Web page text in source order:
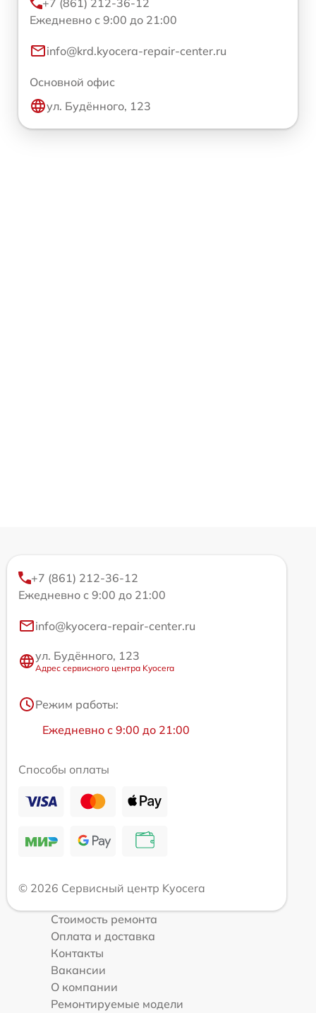
+7 (861) 212-36-12
Ежедневно с 9:00 до 21:00
info@krd.kyocera-repair-center.ru
Основной офис
ул. Будённого, 123
+7 (861) 212-36-12
Ежедневно с 9:00 до 21:00
info@kyocera-repair-center.ru
ул. Будённого, 123
Адрес сервисного центра Kyocera
Режим работы:
Ежедневно с 9:00 до 21:00
Способы оплаты
© 2026 Сервисный центр Kyocera
Стоимость ремонта
Оплата и доставка
Контакты
Вакансии
О компании
Ремонтируемые модели